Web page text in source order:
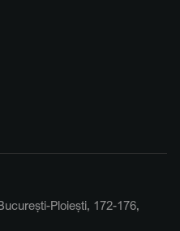
Ploiești, 172-176,